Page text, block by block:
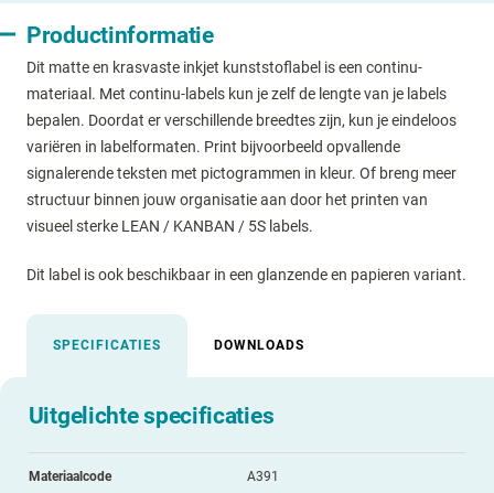
Productinformatie
Dit matte en krasvaste inkjet kunststoflabel is een continu-
materiaal. Met continu-labels kun je zelf de lengte van je labels
bepalen. Doordat er verschillende breedtes zijn, kun je eindeloos
variëren in labelformaten. Print bijvoorbeeld opvallende
signalerende teksten met pictogrammen in kleur. Of breng meer
structuur binnen jouw organisatie aan door het printen van
visueel sterke LEAN / KANBAN / 5S labels.
Dit label is ook beschikbaar in een glanzende en papieren variant.
SPECIFICATIES DOWNLOADS
Uitgelichte specificaties
Materiaalcode A391